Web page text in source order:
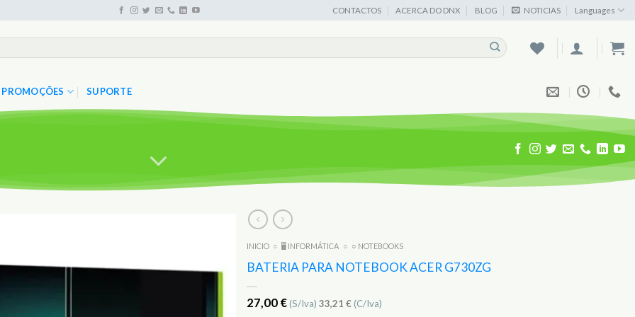
CONTACTOS ACERCA DO DNX BLOG NOTICIAS Languages
PROMOÇÕES SUPORTE
Favoritos
INICIO ○ 🖥️ INFORMÁTICA ○ ○ NOTEBOOKS
BATERIA PARA NOTEBOOK ACER G730ZG
27,00 € (S/Iva) 33,21 € (C/Iva)